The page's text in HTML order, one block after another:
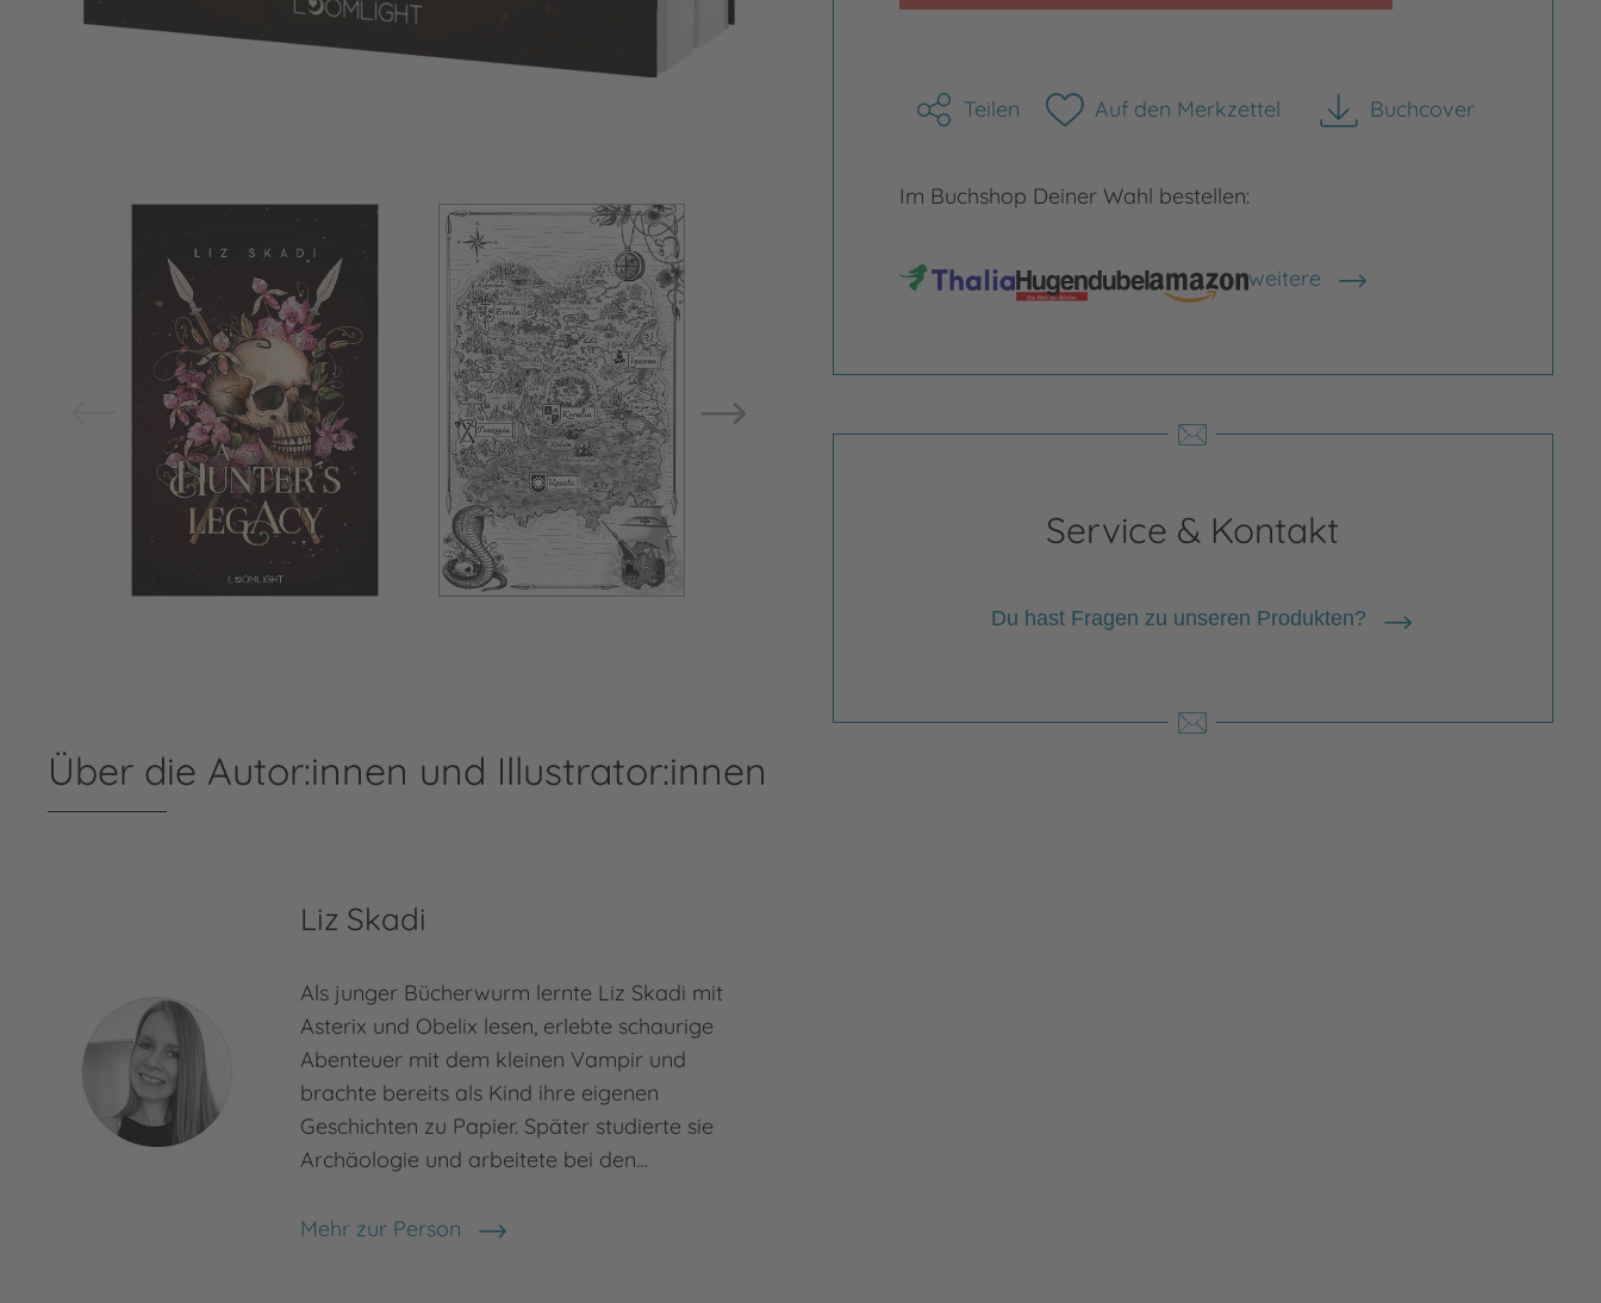
Bild vergrößern
Teilen Auf den Merkzettel Buchcover
herunterladen
Im Buchshop Deiner Wahl bestellen:
weitere
Shops anzeigen
Service & Kontakt
Du hast Fragen zu unseren Produkten?
Über die Autor:innen und Illustrator:innen
Liz Skadi
Als junger Bücherwurm lernte Liz Skadi mit
Asterix und Obelix lesen, erlebte schaurige
Abenteuer mit dem kleinen Vampir und
brachte bereits als Kind ihre eigenen
Geschichten zu Papier. Später studierte sie
Archäologie und arbeitete bei den…
Mehr zur Person
Liz Skadi